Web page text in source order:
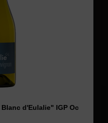
d'Eulalie" IGP Oc